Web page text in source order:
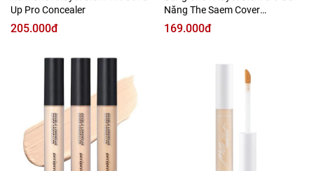
Up Pro Concealer
205.000đ
Năng The Saem Cover
Perfection Triple Pot
169.000đ